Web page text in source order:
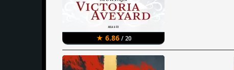
★ 6.86/ 20